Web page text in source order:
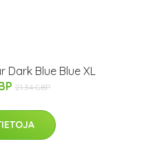
Dark Blue Blue XL
21.34 GBP